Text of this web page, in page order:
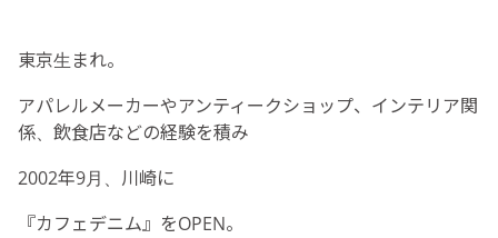
東京生まれ。
アパレルメーカーやアンティークショップ、インテリア関
係、飲食店などの経験を積み
2002年9月、川崎に
『カフェデニム』をOPEN。